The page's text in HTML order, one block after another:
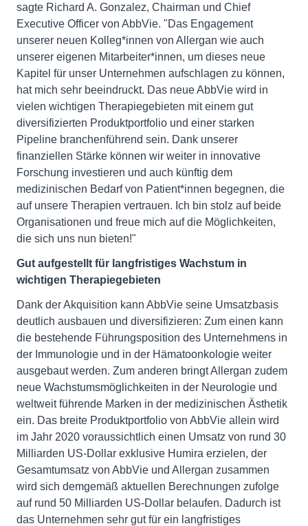
sagte Richard A. Gonzalez, Chairman und Chief
Executive Officer von AbbVie. "Das Engagement
unserer neuen Kolleg*innen von Allergan wie auch
unserer eigenen Mitarbeiter*innen, um dieses neue
Kapitel für unser Unternehmen aufschlagen zu können,
hat mich sehr beeindruckt. Das neue AbbVie wird in
vielen wichtigen Therapiegebieten mit einem gut
diversifizierten Produktportfolio und einer starken
Pipeline branchenführend sein. Dank unserer
finanziellen Stärke können wir weiter in innovative
Forschung investieren und auch künftig dem
medizinischen Bedarf von Patient*innen begegnen, die
auf unsere Therapien vertrauen. Ich bin stolz auf beide
Organisationen und freue mich auf die Möglichkeiten,
die sich uns nun bieten!"
Gut aufgestellt für langfristiges Wachstum in
wichtigen Therapiegebieten
Dank der Akquisition kann AbbVie seine Umsatzbasis
deutlich ausbauen und diversifizieren: Zum einen kann
die bestehende Führungsposition des Unternehmens in
der Immunologie und in der Hämatoonkologie weiter
ausgebaut werden. Zum anderen bringt Allergan zudem
neue Wachstumsmöglichkeiten in der Neurologie und
weltweit führende Marken in der medizinischen Ästhetik
ein. Das breite Produktportfolio von AbbVie allein wird
im Jahr 2020 voraussichtlich einen Umsatz von rund 30
Milliarden US-Dollar exklusive Humira erzielen, der
Gesamtumsatz von AbbVie und Allergan zusammen
wird sich demgemäß aktuellen Berechnungen zufolge
auf rund 50 Milliarden US-Dollar belaufen. Dadurch ist
das Unternehmen sehr gut für ein langfristiges